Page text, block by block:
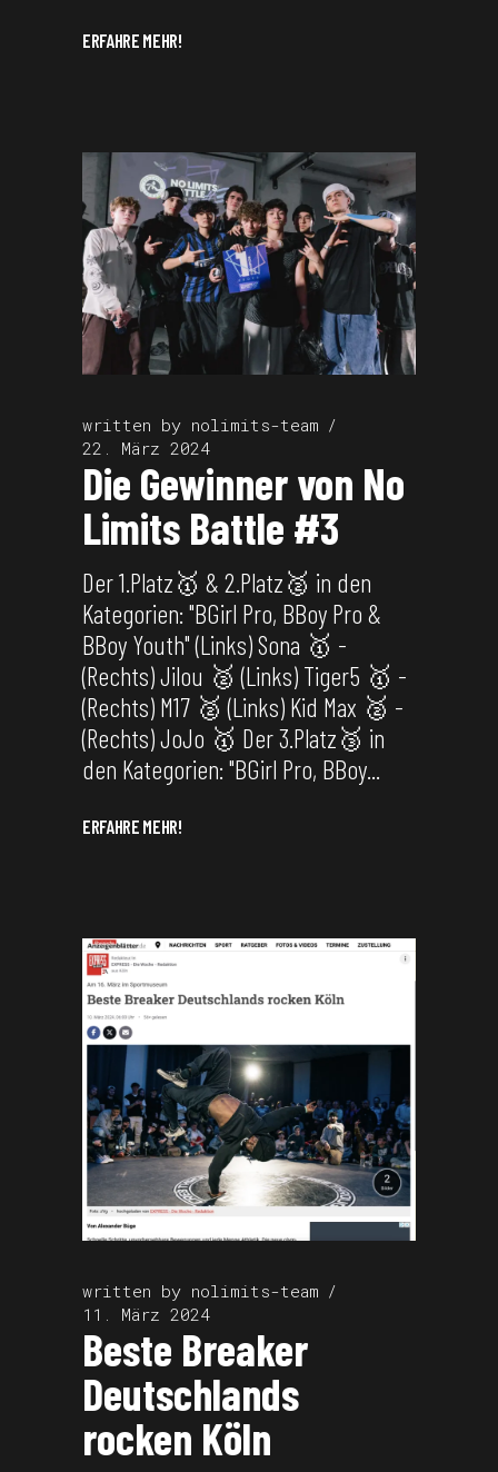
ERFAHRE MEHR!
written by nolimits-team
22. März 2024
Die Gewinner von No
Limits Battle #3
Der 1.Platz🥇 & 2.Platz🥈 in den
Kategorien: "BGirl Pro, BBoy Pro &
BBoy Youth" (Links) Sona 🥇 -
(Rechts) Jilou 🥈 (Links) Tiger5 🥇 -
(Rechts) M17 🥈 (Links) Kid Max 🥈 -
(Rechts) JoJo 🥇 Der 3.Platz🥉 in
den Kategorien: "BGirl Pro, BBoy
ERFAHRE MEHR!
written by nolimits-team
11. März 2024
Beste Breaker
Deutschlands
rocken Köln